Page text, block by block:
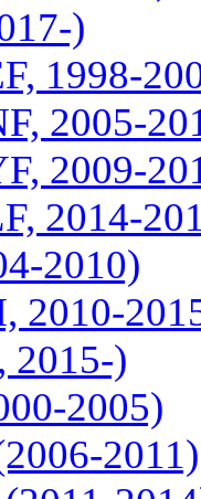
)
1998-
2005-
2009-
2014-
2010)
2010-
2015-)
2005)
2011)